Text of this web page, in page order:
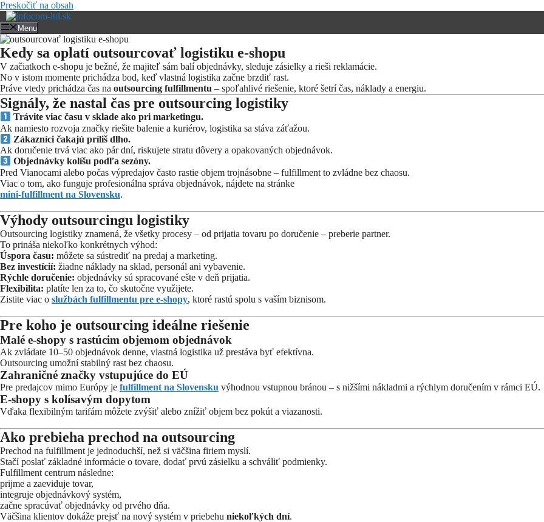
Preskočiť na obsah
Menu
Kedy sa oplatí outsourcovať logistiku e-shopu
V začiatkoch e-shopu je bežné, že majiteľ sám balí objednávky, sleduje zásielky a rieši reklamácie.
No v istom momente prichádza bod, keď vlastná logistika začne brzdiť rast.
Práve vtedy prichádza čas na outsourcing fulfillmentu – spoľahlivé riešenie, ktoré šetrí čas, náklady a energiu.
Signály, že nastal čas pre outsourcing logistiky
Trávite viac času v sklade ako pri marketingu.
Ak namiesto rozvoja značky riešite balenie a kuriérov, logistika sa stáva záťažou.
Zákazníci čakajú príliš dlho.
Ak doručenie trvá viac ako pár dní, riskujete stratu dôvery a opakovaných objednávok.
Objednávky kolíšu podľa sezóny.
Pred Vianocami alebo počas výpredajov často rastie objem trojnásobne – fulfillment to zvládne bez chaosu.
Viac o tom, ako funguje profesionálna správa objednávok, nájdete na stránke
mini-fulfillment na Slovensku.
Výhody outsourcingu logistiky
Outsourcing logistiky znamená, že všetky procesy – od prijatia tovaru po doručenie – preberie partner.
To prináša niekoľko konkrétnych výhod:
Úspora času: môžete sa sústrediť na predaj a marketing.
Bez investícií: žiadne náklady na sklad, personál ani vybavenie.
Rýchle doručenie: objednávky sú spracované ešte v deň prijatia.
Flexibilita: platíte len za to, čo skutočne využijete.
Zistite viac o službách fulfillmentu pre e-shopy, ktoré rastú spolu s vaším biznisom.
Pre koho je outsourcing ideálne riešenie
Malé e-shopy s rastúcim objemom objednávok
Ak zvládate 10–50 objednávok denne, vlastná logistika už prestáva byť efektívna.
Outsourcing umožní stabilný rast bez chaosu.
Zahraničné značky vstupujúce do EÚ
Pre predajcov mimo Európy je fulfillment na Slovensku výhodnou vstupnou bránou – s nižšími nákladmi a rýchlym doručením v rámci EÚ.
E-shopy s kolísavým dopytom
Vďaka flexibilným tarifám môžete zvýšiť alebo znížiť objem bez pokút a viazanosti.
Ako prebieha prechod na outsourcing
Prechod na fulfillment je jednoduchší, než si väčšina firiem myslí.
Stačí poslať základné informácie o tovare, dodať prvú zásielku a schváliť podmienky.
Fulfillment centrum následne:
prijme a zaeviduje tovar,
integruje objednávkový systém,
začne spracúvať objednávky od prvého dňa.
Väčšina klientov dokáže prejsť na nový systém v priebehu niekoľkých dní.